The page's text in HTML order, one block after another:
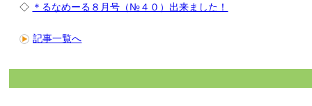
◇ ＊るなめーる８月号（№４０）出来ました！
記事一覧へ